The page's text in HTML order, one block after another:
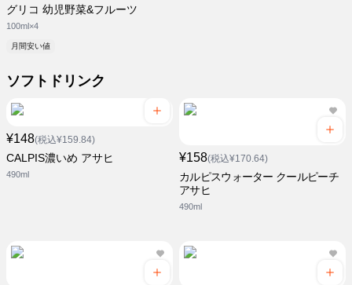
グリコ 幼児野菜&フルーツ
100ml×4
月間安い値
ソフトドリンク
¥148(税込¥159.84)
CALPIS濃いめ アサヒ
490ml
¥158(税込¥170.64)
カルピスウォーター クールピーチ
アサヒ
490ml